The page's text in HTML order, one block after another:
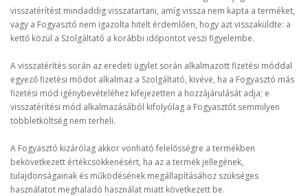
visszatérítést mindaddig visszatartani, amíg vissza nem kapta a terméket,
vagy a Fogyasztó nem igazolta hitelt érdemlően, hogy azt visszaküldte: a
kettő közül a Szolgáltató a korábbi időpontot veszi figyelembe.
A visszatérítés során az eredeti ügylet során alkalmazott fizetési móddal
egyező fizetési módot alkalmaz a Szolgáltató, kivéve, ha a Fogyasztó más
fizetési mód igénybevételéhez kifejezetten a hozzájárulását adja; e
visszatérítési mód alkalmazásából kifolyólag a Fogyasztót semmilyen
többletköltség nem terheli.
A Fogyasztó kizárólag akkor vonható felelősségre a termékben
bekövetkezett értékcsökkenésért, ha az a termék jellegének,
tulajdonságainak és működésének megállapításához szükséges
használatot meghaladó használat miatt következett be.